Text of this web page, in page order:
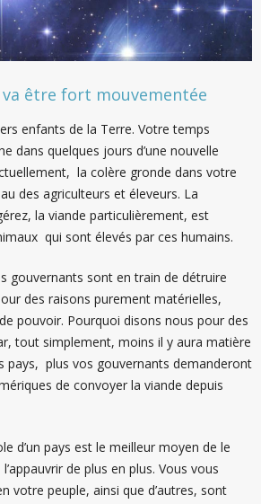
va être fort mouvementée
enfants de la Terre. Votre temps
dans quelques jours d’une nouvelle
la colère gronde dans votre
des agriculteurs et éleveurs. La
la viande particulièrement, est
qui sont élevés par ces humains.
gouvernants sont en train de détruire
des raisons purement matérielles,
pouvoir. Pourquoi disons nous pour des
tout simplement, moins il y aura matière
pays, plus vos gouvernants demanderont
de convoyer la viande depuis
d’un pays est le meilleur moyen de le
de plus en plus. Vous vous
votre peuple, ainsi que d’autres, sont